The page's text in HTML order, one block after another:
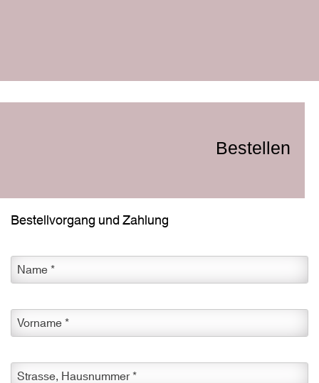
Bestellen
Bestellvorgang und Zahlung
Name *
Vorname *
Strasse, Hausnummer*